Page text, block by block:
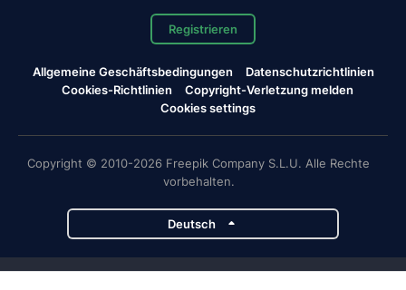
Registrieren
Allgemeine Geschäftsbedingungen
Datenschutzrichtlinien
Cookies-Richtlinien
Copyright-Verletzung melden
Cookies settings
Copyright © 2010-2026 Freepik Company S.L.U. Alle Rechte
vorbehalten.
Deutsch